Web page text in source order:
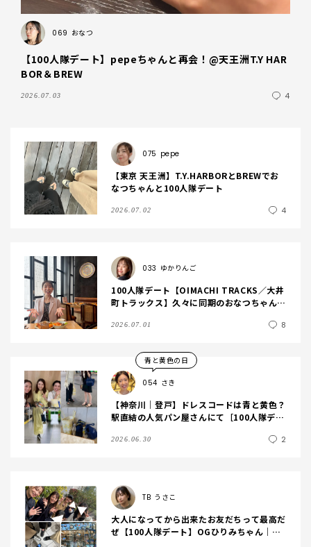
069 おなつ
【100人隊デート】pepeちゃんと再会！@天王洲T.Y HAR
BOR＆BREW
2026.07.03 4
075 pepe
【東京 天王洲】T.Y.HARBORとBREWでお
なつちゃんと100人隊デート
2026.07.02 4
033 ゆかりんご
100人隊デート【OIMACHI TRACKS／大井
町トラックス】久々に同期のおなつちゃんと
2026.07.01 8
054 さき
青と黄色の日
【神奈川｜登戸】ドレスコードは青と黄色？
駅直結の人気パン屋さんにて［100人隊デー
2026.06.30 2
TB うさこ
大人になってから出来たお友だちって最高だ
ぜ【100人隊デート】OGひりみちゃん｜し